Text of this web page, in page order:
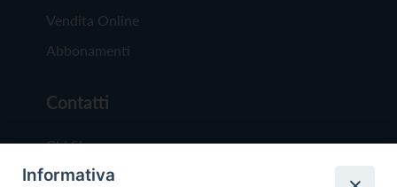
Vendita Online
Abbonamenti
Contatti
Chi Siamo
Redazione
Informativa